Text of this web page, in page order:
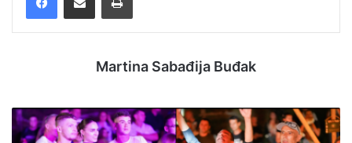
Martina Sabađija Buđak